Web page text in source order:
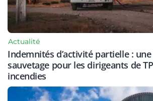
Actualité
Indemnités d’activité partielle :
sauvetage pour les dirigeants de
incendies